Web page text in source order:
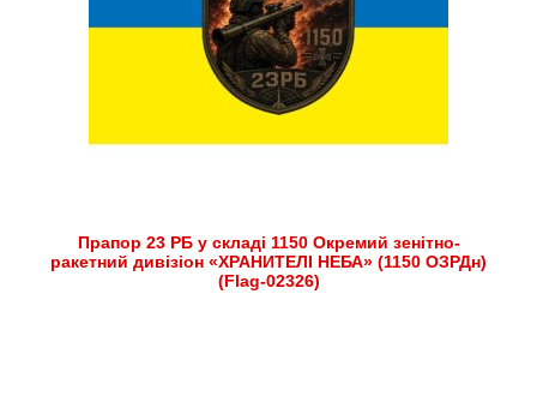
Прапор 23 РБ у складі 1150 Окремий зенітно-
ракетний дивізіон «ХРАНИТЕЛІ НЕБА» (1150 ОЗРДн)
(Flag-02326)